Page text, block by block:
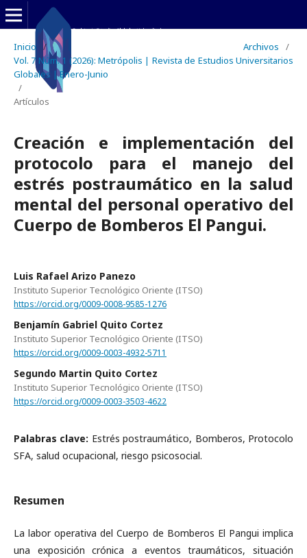
Inicio / Archivos
/
Vol. 7 Núm. 1 (2026): Metrópolis | Revista de Estudios Universitarios
Globales | Enero-Junio
/
Artículos
Creación e implementación del
protocolo para el manejo del
estrés postraumático en la salud
mental del personal operativo del
Cuerpo de Bomberos El Pangui.
Luis Rafael Arizo Panezo
Instituto Superior Tecnológico Oriente (ITSO)
https://orcid.org/0009-0008-9585-1276
Benjamín Gabriel Quito Cortez
Instituto Superior Tecnológico Oriente (ITSO)
https://orcid.org/0009-0003-4932-5711
Segundo Martin Quito Cortez
Instituto Superior Tecnológico Oriente (ITSO)
https://orcid.org/0009-0003-3503-4622
Palabras clave: Estrés postraumático, Bomberos, Protocolo
SFA, salud ocupacional, riesgo psicosocial.
Resumen
La labor operativa del Cuerpo de Bomberos El Pangui implica
una exposición crónica a eventos traumáticos, situación